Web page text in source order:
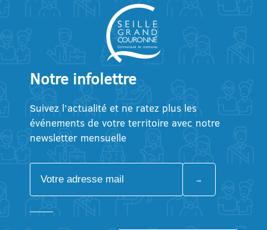
Notre infolettre
Suivez l’actualité et ne ratez plus les
événements de votre territoire avec notre
newsletter mensuelle